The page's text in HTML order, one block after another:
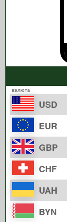
валюта
USD
EUR
GBP
CHF
UAH
BYN